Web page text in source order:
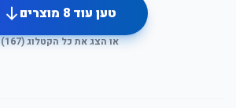
טען עוד8 מוצרים
או הצג את כל הקטלוג (167
)